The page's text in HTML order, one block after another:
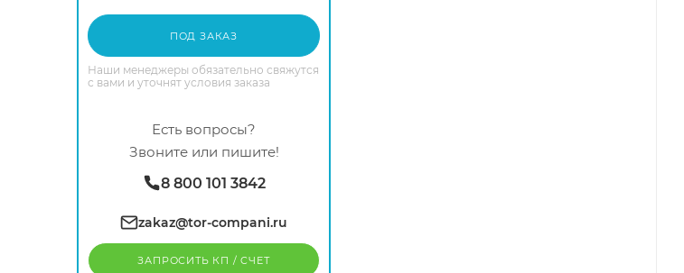
ПОД ЗАКАЗ
Наши менеджеры обязательно свяжутся
с вами и уточнят условия заказа
Есть вопросы?
Звоните или пишите!
8 800 101 3842
zakaz@tor-compani.ru
ЗАПРОСИТЬ КП / CЧЕТ